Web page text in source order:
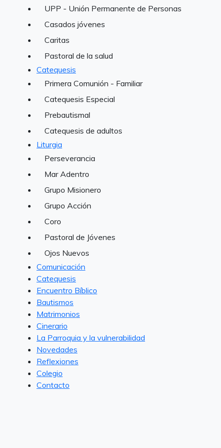
UPP - Unión Permanente de Personas
Casados jóvenes
Caritas
Pastoral de la salud
Catequesis
Primera Comunión - Familiar
Catequesis Especial
Prebautismal
Catequesis de adultos
Liturgia
Perseverancia
Mar Adentro
Grupo Misionero
Grupo Acción
Coro
Pastoral de Jóvenes
Ojos Nuevos
Comunicación
Catequesis
Encuentro Bíblico
Bautismos
Matrimonios
Cinerario
La Parroquia y la vulnerabilidad
Novedades
Reflexiones
Colegio
Contacto